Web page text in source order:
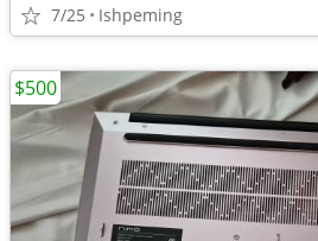
7/25 Ishpeming
$500